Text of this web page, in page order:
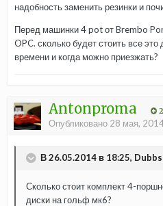
надобность заменить резинки и
Перед машинки 4 pot от Brembo
OPC. сколько будет стоить все
времени и когда можно приезжать?
Antonproma
Опубликовано 28 мая,
В 26.05.2014 в 18:25,
Сколько стоит комплект 4-
диски на гольф мк6?